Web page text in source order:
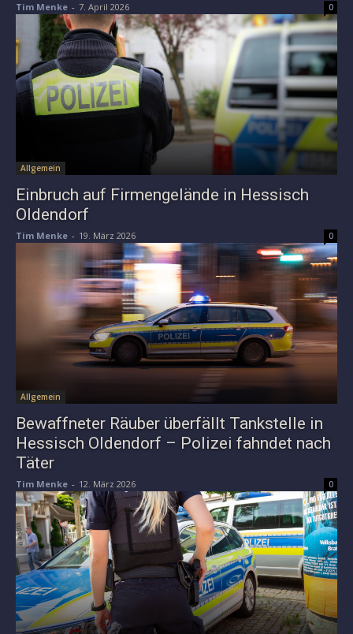
Tim Menke - 7. April 2026 0
Allgemein
Einbruch auf Firmengelände in Hessisch
Oldendorf
Tim Menke - 19. März 2026 0
Allgemein
Bewaffneter Räuber überfällt Tankstelle in
Hessisch Oldendorf – Polizei fahndet nach
Täter
Tim Menke - 12. März 2026 0